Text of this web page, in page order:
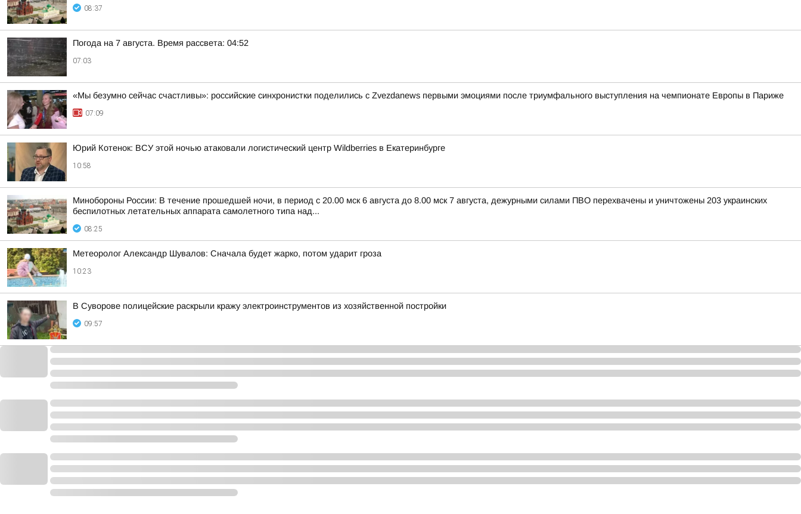
08:37
Погода на 7 августа. Время рассвета: 04:52
07:03
«Мы безумно сейчас счастливы»: российские синхронистки поделились с Zvezdanews первыми эмоциями после триумфального выступления на чемпионате Европы в Париже
07:09
Юрий Котенок: ВСУ этой ночью атаковали логистический центр Wildberries в Екатеринбурге
10:58
Минобороны России: В течение прошедшей ночи, в период с 20.00 мск 6 августа до 8.00 мск 7 августа, дежурными силами ПВО перехвачены и уничтожены 203 украинских
беспилотных летательных аппарата самолетного типа над...
08:25
Метеоролог Александр Шувалов: Сначала будет жарко, потом ударит гроза
10:23
В Суворове полицейские раскрыли кражу электроинструментов из хозяйственной постройки
09:57